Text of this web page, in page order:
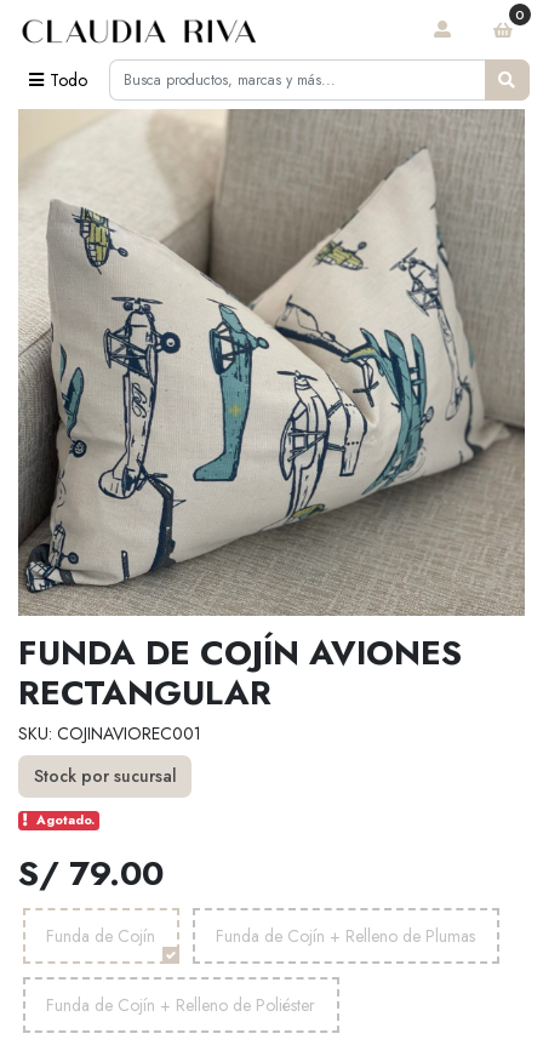
Todo
0
FUNDA DE COJÍN AVIONES
RECTANGULAR
SKU: COJINAVIOREC001
Stock por sucursal
Agotado.
S/ 79.00
Funda de Cojín Funda de Cojín + Relleno de Plumas
Funda de Cojín + Relleno de Poliéster